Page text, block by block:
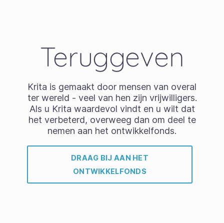
Teruggeven
Krita is gemaakt door mensen van overal
ter wereld - veel van hen zijn vrijwilligers.
Als u Krita waardevol vindt en u wilt dat
het verbeterd, overweeg dan om deel te
nemen aan het ontwikkelfonds.
DRAAG BIJ AAN HET
ONTWIKKELFONDS